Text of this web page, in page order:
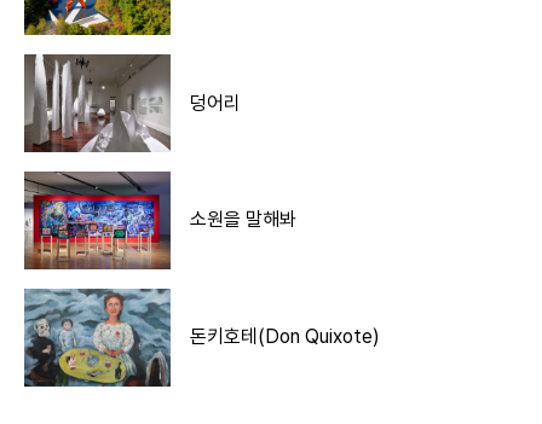
덩어리
소원을 말해봐
돈키호테(Don Quixote)